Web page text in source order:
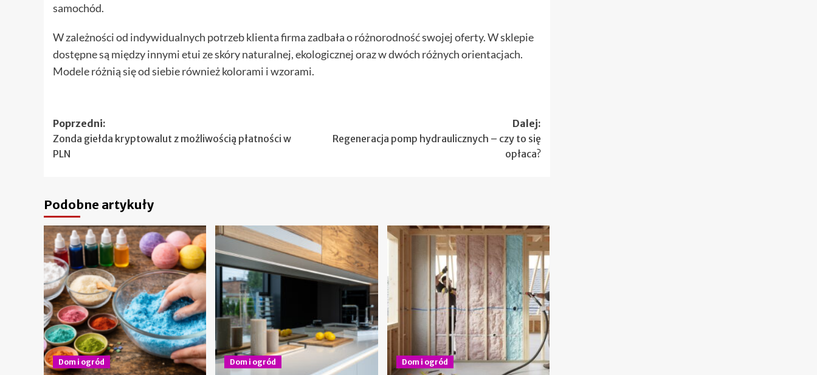
samochód.
W zależności od indywidualnych potrzeb klienta firma zadbała o różnorodność swojej oferty. W sklepie
dostępne są między innymi etui ze skóry naturalnej, ekologicznej oraz w dwóch różnych orientacjach.
Modele różnią się od siebie również kolorami i wzorami.
Zobacz
wpisy
Poprzedni:
Zonda giełda kryptowalut z możliwością płatności w
PLN
Dalej:
Regeneracja pomp hydraulicznych – czy to się
opłaca?
Podobne artykuły
Dom i ogród Dom i ogród Dom i ogród